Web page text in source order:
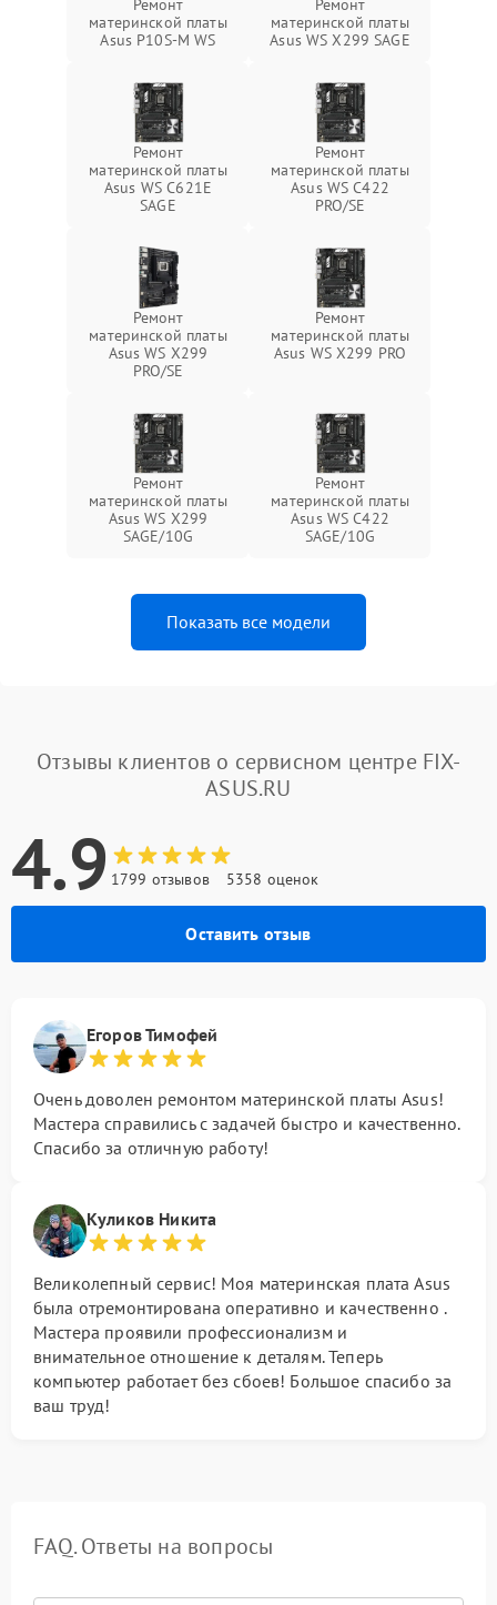
Ремонт
материнской платы
Asus P10S-M WS
Ремонт
материнской платы
Asus WS X299 SAGE
Ремонт
материнской платы
Asus WS C621E
SAGE
Ремонт
материнской платы
Asus WS C422
PRO/SE
Ремонт
материнской платы
Asus WS X299
PRO/SE
Ремонт
материнской платы
Asus WS X299 PRO
Ремонт
материнской платы
Asus WS X299
SAGE/10G
Ремонт
материнской платы
Asus WS C422
SAGE/10G
Показать все модели
Отзывы клиентов о сервисном центре FIX-
ASUS.RU
4.9 1799 отзывов 5358 оценок
Оставить отзыв
Егоров Тимофей
Очень доволен ремонтом материнской платы Asus!
Мастера справились с задачей быстро и качественно.
Спасибо за отличную работу!
Куликов Никита
Великолепный сервис! Моя материнская плата Asus
была отремонтирована оперативно и качественно .
Мастера проявили профессионализм и
внимательное отношение к деталям. Теперь
компьютер работает без сбоев! Большое спасибо за
ваш труд!
FAQ. Ответы на вопросы